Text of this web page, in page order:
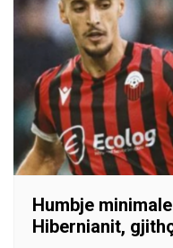
Humbje
Hibernianit,